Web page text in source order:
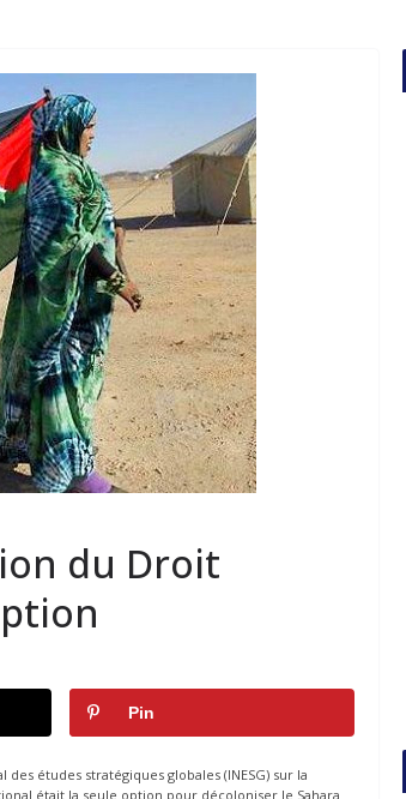
du Droit
Pin
études stratégiques globales (INESG) sur la
était la seule option pour décoloniser le Sahara